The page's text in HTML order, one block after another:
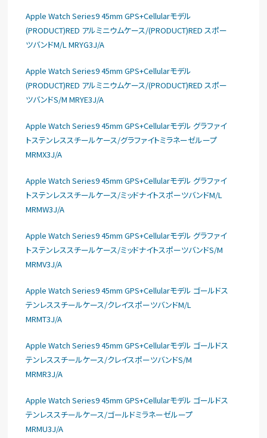
Apple Watch Series9 45mm GPS+Cellularモデル
(PRODUCT)RED アルミニウムケース/(PRODUCT)RED スポー
ツバンドM/L MRYG3J/A
Apple Watch Series9 45mm GPS+Cellularモデル
(PRODUCT)RED アルミニウムケース/(PRODUCT)RED スポー
ツバンドS/M MRYE3J/A
Apple Watch Series9 45mm GPS+Cellularモデル グラファイ
トステンレススチールケース/グラファイトミラネーゼループ
MRMX3J/A
Apple Watch Series9 45mm GPS+Cellularモデル グラファイ
トステンレススチールケース/ミッドナイトスポーツバンドM/L
MRMW3J/A
Apple Watch Series9 45mm GPS+Cellularモデル グラファイ
トステンレススチールケース/ミッドナイトスポーツバンドS/M
MRMV3J/A
Apple Watch Series9 45mm GPS+Cellularモデル ゴールドス
テンレススチールケース/クレイスポーツバンドM/L
MRMT3J/A
Apple Watch Series9 45mm GPS+Cellularモデル ゴールドス
テンレススチールケース/クレイスポーツバンドS/M
MRMR3J/A
Apple Watch Series9 45mm GPS+Cellularモデル ゴールドス
テンレススチールケース/ゴールドミラネーゼループ
MRMU3J/A